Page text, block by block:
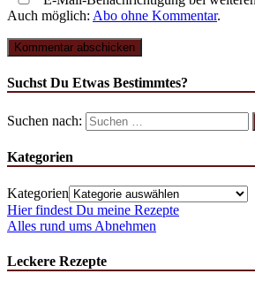
Auch möglich: Abo ohne Kommentar.
Suchst Du Etwas Bestimmtes?
Suchen nach:
Kategorien
Kategorien
Hier findest Du meine Rezepte
Alles rund ums Abnehmen
Leckere Rezepte